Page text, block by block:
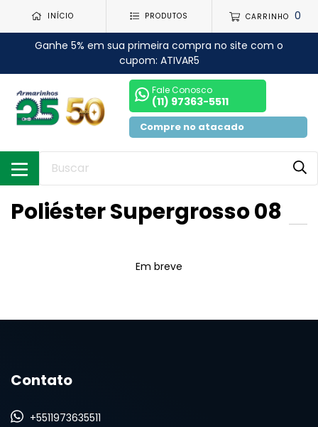
INÍCIO PRODUTOS CARRINHO 0
Ganhe 5% em sua primeira compra no site com o
cupom: ATIVAR5
Fale Conosco
(11) 97363-5511
Compre no atacado
Poliéster Supergrosso 08
Em breve
Contato
+5511973635511